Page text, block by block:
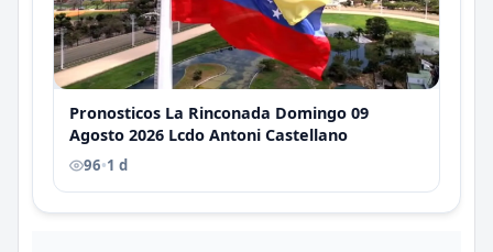
Pronosticos La Rinconada Domingo 09
Agosto 2026 Lcdo Antoni Castellano
96•1 d